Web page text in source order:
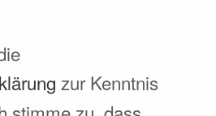
zur Kenntnis